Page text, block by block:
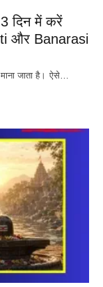
दिन में करें
और Banarasi
जाता है। ऐसे…